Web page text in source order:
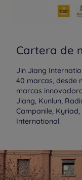
Cartera de
Jin Jiang
40 marcas, desde
marcas
Jiang, Kunlun,
Campanile,
International.